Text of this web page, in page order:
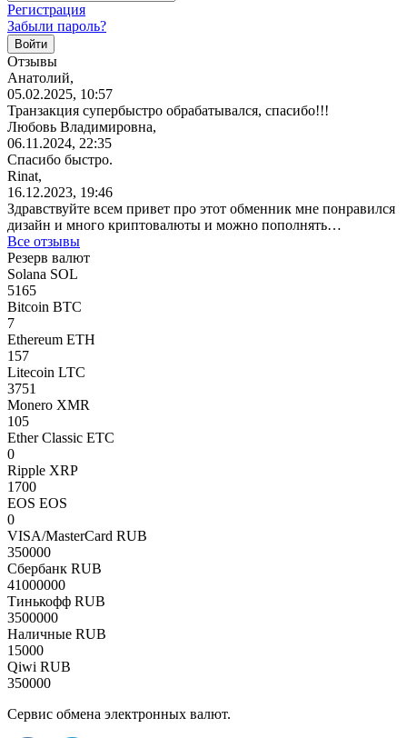
Регистрация
Забыли пароль?
Отзывы
Анатолий,
05.02.2025, 10:57
Транзакция супербыстро обрабатывался, спасибо!!!
Любовь Владимировна,
06.11.2024, 22:35
Спасибо быстро.
Rinat,
16.12.2023, 19:46
Здравствуйте всем привет про этот обменник мне понравился
дизайн и много криптовалюты и можно пополнять…
Все отзывы
Резерв валют
Solana SOL
5165
Bitcoin BTC
7
Ethereum ETH
157
Litecoin LTC
3751
Monero XMR
105
Ether Classic ETC
0
Ripple XRP
1700
EOS EOS
0
VISA/MasterCard RUB
350000
Сбербанк RUB
41000000
Тинькофф RUB
3500000
Наличные RUB
15000
Qiwi RUB
350000
Сервис обмена электронных валют.